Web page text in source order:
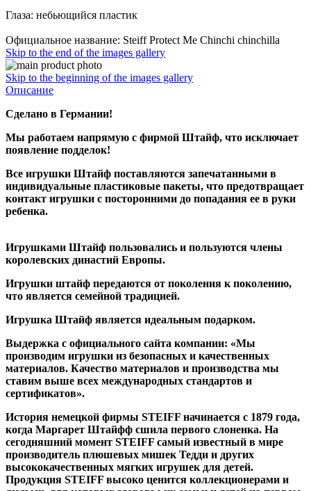
Глаза: небьющийся пластик
Официальное название: Steiff Protect Me Chinchi chinchilla
Skip to the end of the images gallery
Skip to the beginning of the images gallery
Описание
Сделано в Германии!
Мы работаем напрямую с фирмой Штайф, что исключает
появление подделок!
Все игрушки Штайф поставляются запечатанными в
индивидуальные пластиковые пакеты, что предотвращает
контакт игрушки с посторонними до попадания ее в руки
ребенка.
Игрушками Штайф пользовались и пользуются члены
королевских династий Европы.
Игрушки штайф передаются от поколения к поколению,
что является семейной традицией.
Игрушка Штайф является идеальным подарком.
Выдержка с официального сайта компании: «Мы
производим игрушки из безопасных и качественных
материалов. Качество материалов и производства мы
ставим выше всех международных стандартов и
сертификатов».
История немецкой фирмы STEIFF начинается с 1879 года,
когда Маргарет Штайфф сшила первого слоненка. На
сегодняшний момент STEIFF самый известный в мире
производитель плюшевых мишек Тедди и других
высококачественных мягких игрушек для детей.
Продукция STEIFF высоко ценится коллекционерами и